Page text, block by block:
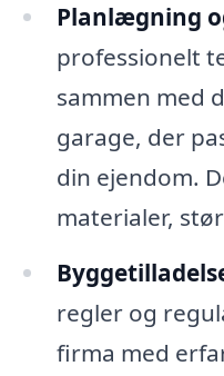
Planlægning
professionelt
sammen med
garage, der
din ejendom.
materialer,
regler og
firma med